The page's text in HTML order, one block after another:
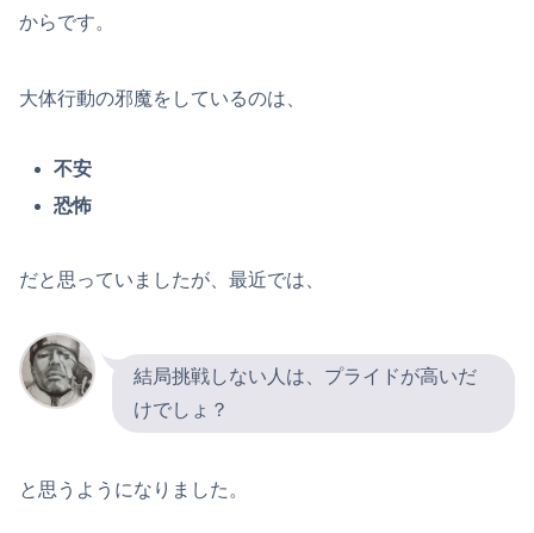
からです。
大体行動の邪魔をしているのは、
不安
恐怖
だと思っていましたが、最近では、
結局挑戦しない人は、プライドが高いだ
けでしょ？
と思うようになりました。